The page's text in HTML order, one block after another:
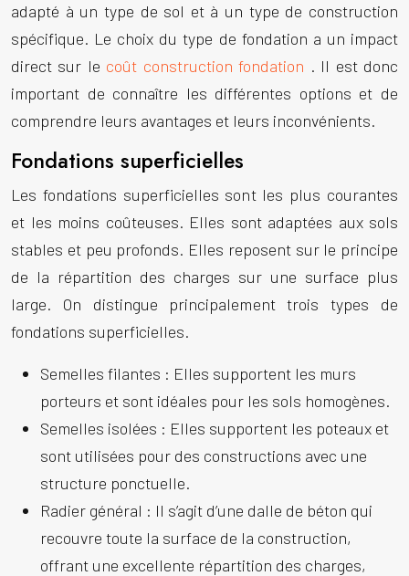
adapté à un type de sol et à un type de construction
spécifique. Le choix du type de fondation a un impact
direct sur le coût construction fondation . Il est donc
important de connaître les différentes options et de
comprendre leurs avantages et leurs inconvénients.
Fondations superficielles
Les fondations superficielles sont les plus courantes
et les moins coûteuses. Elles sont adaptées aux sols
stables et peu profonds. Elles reposent sur le principe
de la répartition des charges sur une surface plus
large. On distingue principalement trois types de
fondations superficielles.
Semelles filantes : Elles supportent les murs
porteurs et sont idéales pour les sols homogènes.
Semelles isolées : Elles supportent les poteaux et
sont utilisées pour des constructions avec une
structure ponctuelle.
Radier général : Il s’agit d’une dalle de béton qui
recouvre toute la surface de la construction,
offrant une excellente répartition des charges,